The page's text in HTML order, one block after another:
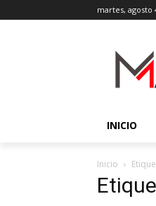
martes, agosto
INICIO
Inicio